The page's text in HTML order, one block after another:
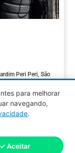
Peri Peri, São
agora:
para melhorar
navegando,
.
✓ Aceitar